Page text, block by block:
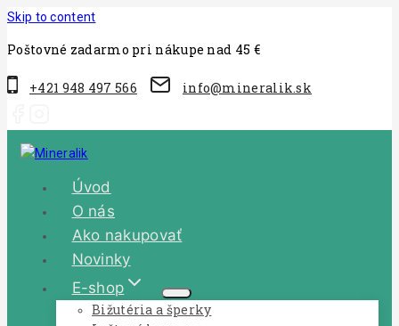
Skip to content
Poštovné zadarmo pri nákupe nad 45 €
+421 948 497 566 info@mineralik.sk
Úvod
O nás
Ako nakupovať
Novinky
E-shop
Bižutéria a šperky